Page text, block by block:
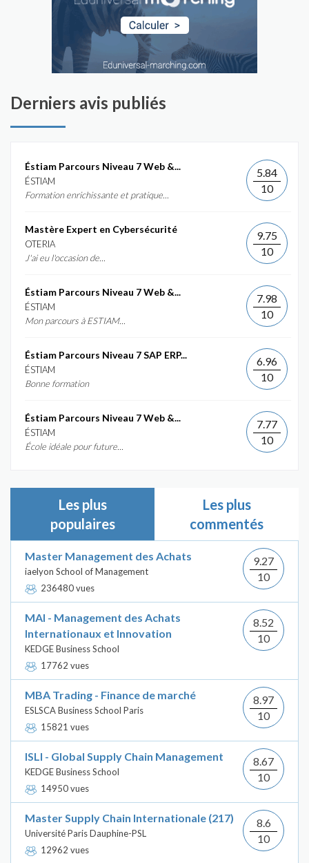
Derniers avis publiés
Éstiam Parcours Niveau 7 Web &...
ÉSTIAM
Formation enrichissante et pratique...
5.84
10
Mastère Expert en Cybersécurité
OTERIA
J'ai eu l'occasion de...
9.75
10
Éstiam Parcours Niveau 7 Web &...
ÉSTIAM
Mon parcours à ESTIAM...
7.98
10
Éstiam Parcours Niveau 7 SAP ERP...
ÉSTIAM
Bonne formation
6.96
10
Éstiam Parcours Niveau 7 Web &...
ÉSTIAM
École idéale pour future...
7.77
10
Les plus
populaires
Les plus
commentés
Master Management des Achats
iaelyon School of Management
236480 vues
9.27
10
MAI - Management des Achats
Internationaux et Innovation
KEDGE Business School
17762 vues
8.52
10
MBA Trading - Finance de marché
ESLSCA Business School Paris
15821 vues
8.97
10
ISLI - Global Supply Chain Management
KEDGE Business School
14950 vues
8.67
10
Master Supply Chain Internationale (217)
Université Paris Dauphine-PSL
12962 vues
8.6
10